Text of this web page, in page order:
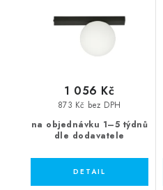
na objednávku 1–5 týdnů
dle dodavatele
873 Kč bez DPH
1 056 Kč